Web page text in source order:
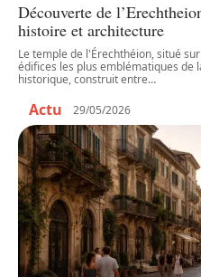
Découverte de
histoire et architecture
Le temple de l'Érechthéion, situé
édifices les plus emblématiques de
historique, construit entre…
Actu 29/05/2026